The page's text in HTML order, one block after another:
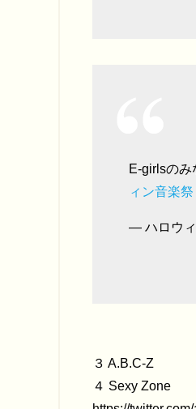
E-girlsのみ
ィン音楽祭
— ハロウ
３ A.B.C-Z
４ Sexy Zone